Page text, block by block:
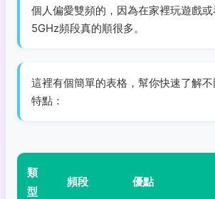
個人偏愛雙頻的，因為在家裡玩遊戲或
5GHz頻段真的順很多。
這裡有個簡單的表格，幫你快速了解
特點：
類
型
頻段 優點